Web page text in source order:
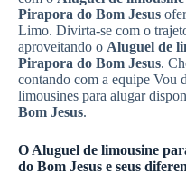
Pirapora do Bom Jesus
Limo. Divirta-se com o
aproveitando o Aluguel de
Pirapora do Bom Jesus.
contando com a equipe Vou
limousines para alugar
Bom Jesus.
O Aluguel de limousine
do Bom Jesus e seus